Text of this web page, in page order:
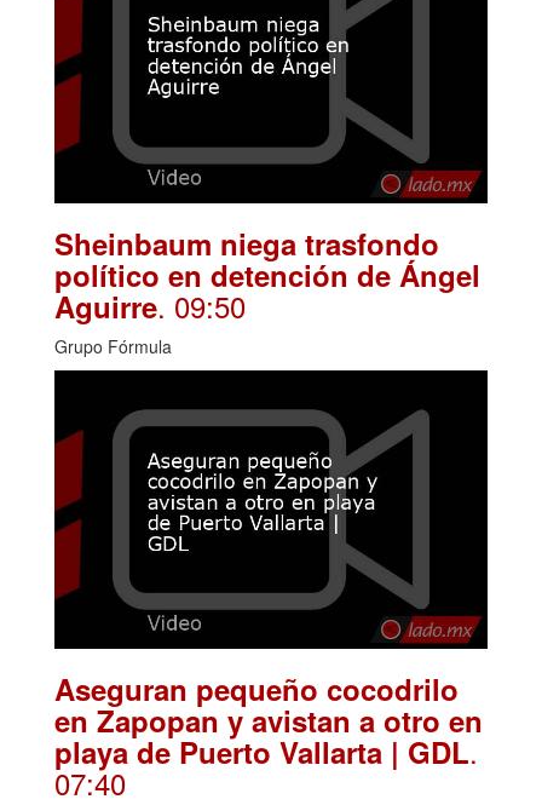
Sheinbaum niega trasfondo
político en detención de Ángel
Aguirre. 09:50
Grupo Fórmula
Aseguran pequeño cocodrilo
en Zapopan y avistan a otro en
playa de Puerto Vallarta | GDL.
07:40